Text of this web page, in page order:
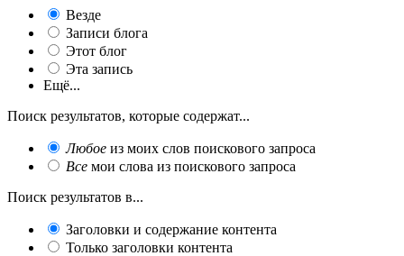
Везде
Записи блога
Этот блог
Эта запись
Ещё...
Поиск результатов, которые содержат...
Любое из моих слов поискового запроса
Все мои слова из поискового запроса
Поиск результатов в...
Заголовки и содержание контента
Только заголовки контента